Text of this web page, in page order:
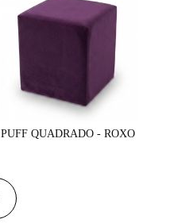
PUFF QUADRADO - ROXO